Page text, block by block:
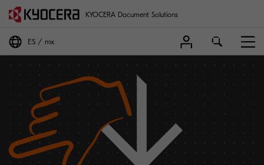
KYOCERA Document Solutions
ES mx